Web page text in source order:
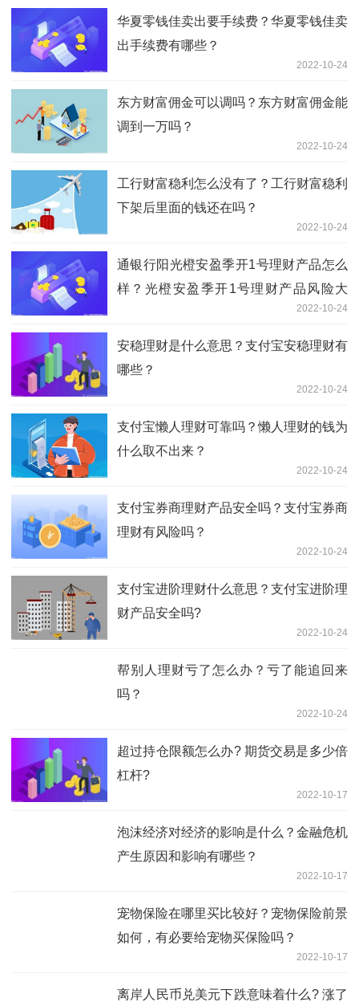
华夏零钱佳卖出要手续费？华夏零钱佳卖
出手续费有哪些？
2022-10-24
东方财富佣金可以调吗？东方财富佣金能
调到一万吗？
2022-10-24
工行财富稳利怎么没有了？工行财富稳利
下架后里面的钱还在吗？
2022-10-24
通银行阳光橙安盈季开1号理财产品怎么
样？光橙安盈季开1号理财产品风险大
2022-10-24
安稳理财是什么意思？支付宝安稳理财有
哪些？
2022-10-24
支付宝懒人理财可靠吗？懒人理财的钱为
什么取不出来？
2022-10-24
支付宝券商理财产品安全吗？支付宝券商
理财有风险吗？
2022-10-24
支付宝进阶理财什么意思？支付宝进阶理
财产品安全吗?
2022-10-24
帮别人理财亏了怎么办？亏了能追回来
吗？
2022-10-24
超过持仓限额怎么办? 期货交易是多少倍
杠杆?
2022-10-17
泡沫经济对经济的影响是什么？金融危机
产生原因和影响有哪些？
2022-10-17
宠物保险在哪里买比较好？宠物保险前景
如何，有必要给宠物买保险吗？
2022-10-17
离岸人民币兑美元下跌意味着什么? 涨了